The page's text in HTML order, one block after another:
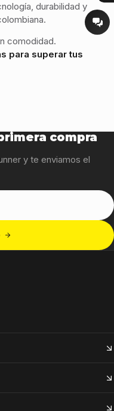
durabilidad y
comodidad.
para superar tus
compra
y te enviamos el